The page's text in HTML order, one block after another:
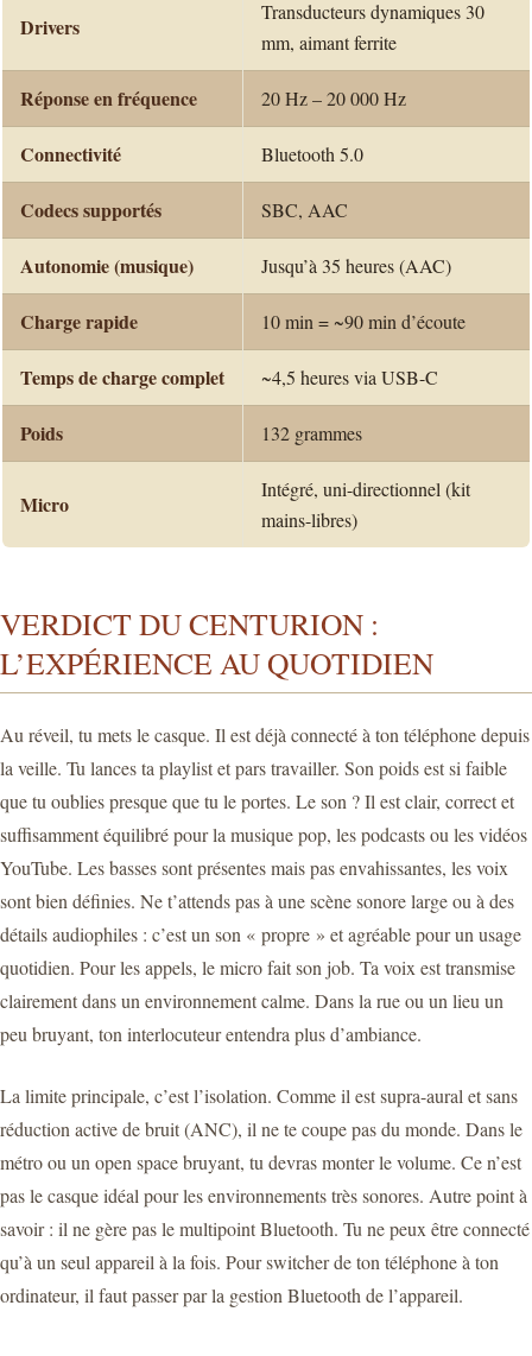
Drivers
Transducteurs dynamiques 30
mm, aimant ferrite
Réponse en fréquence 20 Hz – 20 000 Hz
Connectivité Bluetooth 5.0
Codecs supportés SBC, AAC
Autonomie (musique) Jusqu’à 35 heures (AAC)
Charge rapide 10 min = ~90 min d’écoute
Temps de charge complet ~4,5 heures via USB-C
Poids 132 grammes
Micro
Intégré, uni-directionnel (kit
mains-libres)
VERDICT DU CENTURION :
L’EXPÉRIENCE AU QUOTIDIEN
Au réveil, tu mets le casque. Il est déjà connecté à ton téléphone depuis
la veille. Tu lances ta playlist et pars travailler. Son poids est si faible
que tu oublies presque que tu le portes. Le son ? Il est clair, correct et
suffisamment équilibré pour la musique pop, les podcasts ou les vidéos
YouTube. Les basses sont présentes mais pas envahissantes, les voix
sont bien définies. Ne t’attends pas à une scène sonore large ou à des
détails audiophiles : c’est un son « propre » et agréable pour un usage
quotidien. Pour les appels, le micro fait son job. Ta voix est transmise
clairement dans un environnement calme. Dans la rue ou un lieu un
peu bruyant, ton interlocuteur entendra plus d’ambiance.
La limite principale, c’est l’isolation. Comme il est supra-aural et sans
réduction active de bruit (ANC), il ne te coupe pas du monde. Dans le
métro ou un open space bruyant, tu devras monter le volume. Ce n’est
pas le casque idéal pour les environnements très sonores. Autre point à
savoir : il ne gère pas le multipoint Bluetooth. Tu ne peux être connecté
qu’à un seul appareil à la fois. Pour switcher de ton téléphone à ton
ordinateur, il faut passer par la gestion Bluetooth de l’appareil.